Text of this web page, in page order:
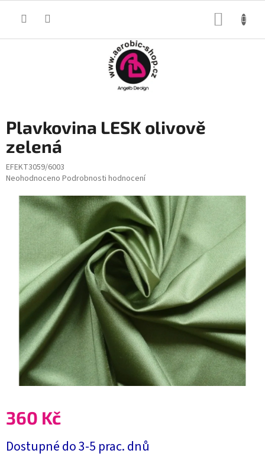
Plavkovina LESK olivově
zelená
EFEKT3059/6003
Průměrné
produktu
hvězdiček.
Neohodnoceno Podrobnosti hodnocení
360 Kč
cena:
Dostupné do 3-5 prac. dnů